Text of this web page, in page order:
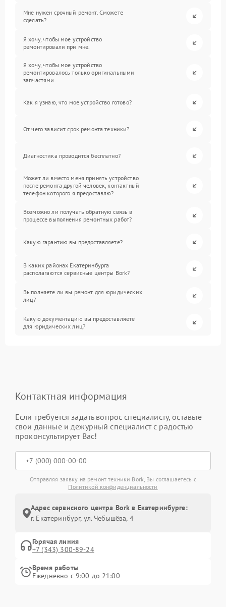
Мне нужен срочный ремонт. Сможете
сделать?
Я хочу, чтобы мое устройство
ремонтировали при мне.
Я хочу, чтобы мое устройство
ремонтировалось только оригинальными
запчастями.
Как я узнаю, что мое устройство готово?
От чего зависит срок ремонта техники?
Диагностика проводится бесплатно?
Может ли вместо меня принять устройство
после ремонта другой человек, контактный
телефон которого я предоставлю?
Возможно ли получать обратную связь в
процессе выполнения ремонтных работ?
Какую гарантию вы предоставляете?
В каких районах Екатеринбурга
располагаются сервисные центры Bork?
Выполняете ли вы ремонт для юридических
лиц?
Какую документацию вы предоставляете
для юридических лиц?
Контактная информация
Если требуется задать вопрос специалисту, оставьте
свои данные и дежурный специалист с радостью
проконсультирует Вас!
Отправляя заявку на ремонт техники Bork, Вы соглашаетесь с
Политикой конфиденциальности
Адрес сервисного центра Bork в Екатеринбурге:
г. Екатеринбург, ул. Чебышёва, 4
Горячая линия
+7 (343) 300-89-24
Время работы
Ежедневно с 9:00 до 21:00